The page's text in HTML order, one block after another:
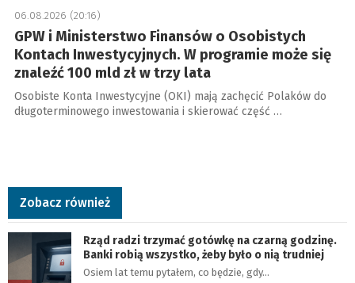
06.08.2026 (20:16)
GPW i Ministerstwo Finansów o Osobistych
Kontach Inwestycyjnych. W programie może się
znaleźć 100 mld zł w trzy lata
Osobiste Konta Inwestycyjne (OKI) mają zachęcić Polaków do
długoterminowego inwestowania i skierować część …
Zobacz również
Rząd radzi trzymać gotówkę na czarną godzinę.
Banki robią wszystko, żeby było o nią trudniej
Osiem lat temu pytałem, co będzie, gdy…